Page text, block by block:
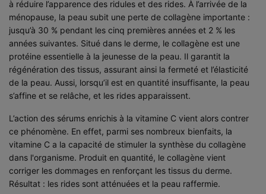
à réduire l’apparence des ridules et des rides. À l’arrivée de la
ménopause, la peau subit une perte de collagène importante :
jusqu’à 30 % pendant les cinq premières années et 2 % les
années suivantes. Situé dans le derme, le collagène est une
protéine essentielle à la jeunesse de la peau. Il garantit la
régénération des tissus, assurant ainsi la fermeté et l’élasticité
de la peau. Aussi, lorsqu’il est en quantité insuffisante, la peau
s’affine et se relâche, et les rides apparaissent.
L’action des sérums enrichis à la vitamine C vient alors contrer
ce phénomène. En effet, parmi ses nombreux bienfaits, la
vitamine C a la capacité de stimuler la synthèse du collagène
dans l'organisme. Produit en quantité, le collagène vient
corriger les dommages en renforçant les tissus du derme.
Résultat : les rides sont atténuées et la peau raffermie.